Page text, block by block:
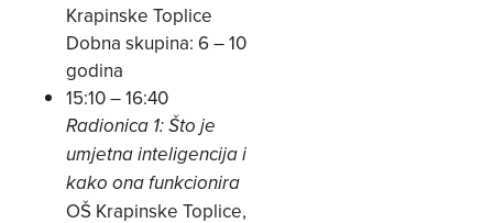
Krapinske Toplice
Dobna skupina: 6 – 10
godina
15:10 – 16:40
Radionica 1: Što je
umjetna inteligencija i
kako ona funkcionira
OŠ Krapinske Toplice,